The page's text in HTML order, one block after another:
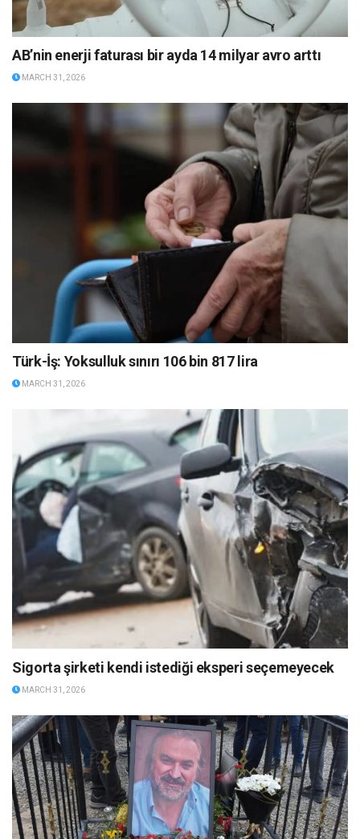
AB’nin enerji faturası bir ayda 14 milyar avro arttı
MARCH 31, 2026
Türk-İş: Yoksulluk sınırı 106 bin 817 lira
MARCH 31, 2026
Sigorta şirketi kendi istediği eksperi seçemeyecek
MARCH 31, 2026